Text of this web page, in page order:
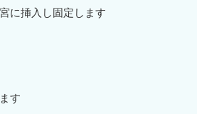
に挿入し固定します
す